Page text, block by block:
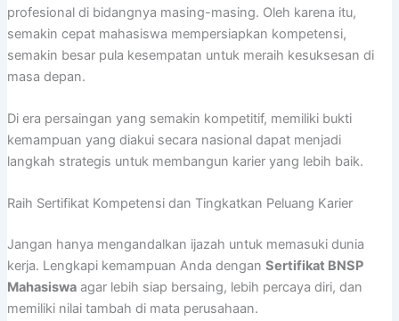
profesional di bidangnya masing-masing. Oleh karena itu,
semakin cepat mahasiswa mempersiapkan kompetensi,
semakin besar pula kesempatan untuk meraih kesuksesan di
masa depan.
Di era persaingan yang semakin kompetitif, memiliki bukti
kemampuan yang diakui secara nasional dapat menjadi
langkah strategis untuk membangun karier yang lebih baik.
Raih Sertifikat Kompetensi dan Tingkatkan Peluang Karier
Jangan hanya mengandalkan ijazah untuk memasuki dunia
kerja. Lengkapi kemampuan Anda dengan Sertifikat BNSP
Mahasiswaagar lebih siap bersaing, lebih percaya diri, dan
memiliki nilai tambah di mata perusahaan.